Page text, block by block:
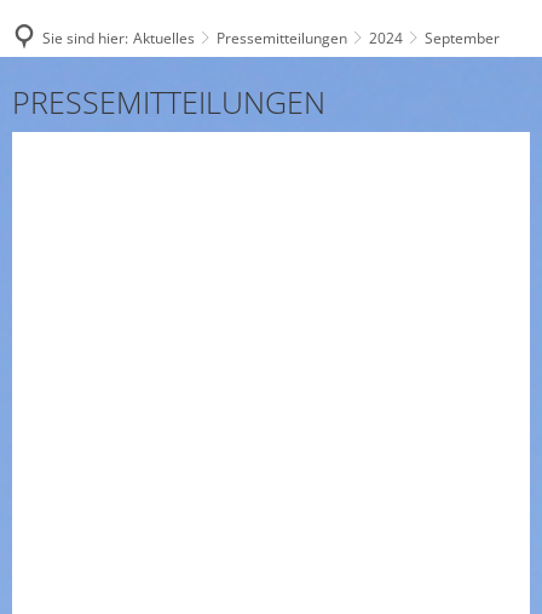
Sie sind hier: Aktuelles Pressemitteilungen 2024 September
September
PRESSEMITTEILUNGEN